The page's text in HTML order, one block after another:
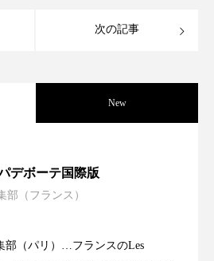
次の記事
New
デボーテ国際版
部（フランス）
部（パリ）…フランスのLes